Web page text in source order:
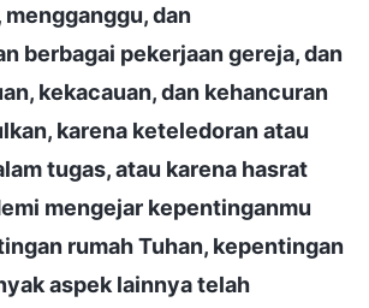
dan
berbagai pekerjaan gereja, dan
kekacauan, dan kehancuran
karena keteledoran atau
tugas, atau karena hasrat
mengejar kepentinganmu
rumah Tuhan, kepentingan
aspek lainnya telah